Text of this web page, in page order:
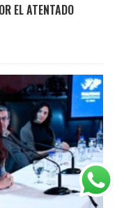
EL ATENTADO